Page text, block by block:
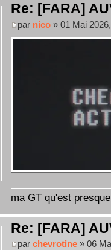
Re: [FARA]
par nico » 01 Mai
ma GT qu'est
Re: [FARA]
par chevrotine » 06